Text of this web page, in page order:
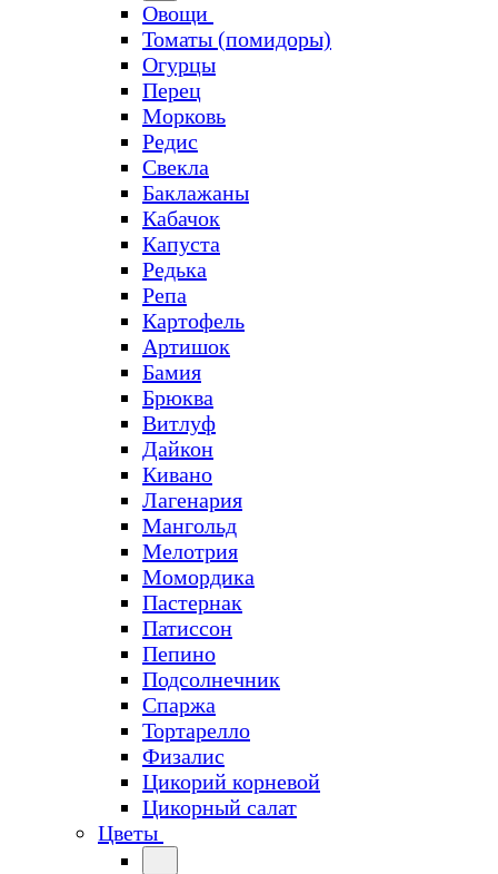
Овощи
Томаты (помидоры)
Огурцы
Перец
Морковь
Редис
Свекла
Баклажаны
Кабачок
Капуста
Редька
Репа
Картофель
Артишок
Бамия
Брюква
Витлуф
Дайкон
Кивано
Лагенария
Мангольд
Мелотрия
Момордика
Пастернак
Патиссон
Пепино
Подсолнечник
Спаржа
Тортарелло
Физалис
Цикорий корневой
Цикорный салат
Цветы